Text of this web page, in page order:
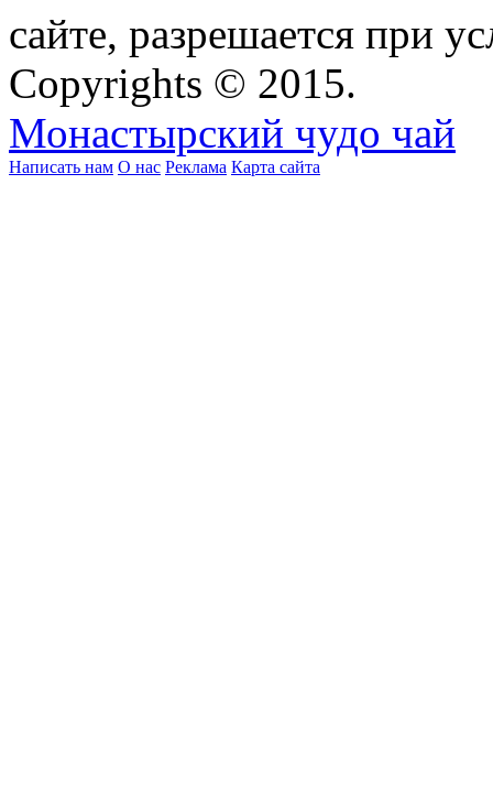
сайте, разрешается при
Copyrights © 2015.
Монастырский чудо чай
Написать нам О нас Реклама Карта сайта